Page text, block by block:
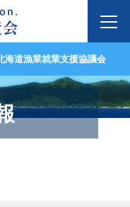
海道漁業就業支援協議会